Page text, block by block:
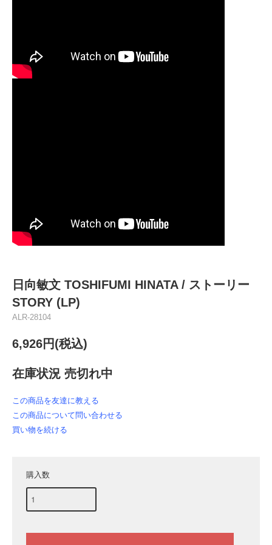
日向敏文 TOSHIFUMI HINATA / ストーリー
STORY (LP)
ALR-28104
6,926円(税込)
在庫状況 売切れ中
この商品を友達に教える
この商品について問い合わせる
買い物を続ける
購入数